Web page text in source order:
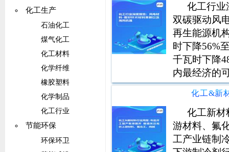
化工生产
石油化工
煤气化工
化工材料
化学纤维
橡胶塑料
化学制品
化工行业
节能环保
环保环卫
化工行业
双碳驱动风
再生能源机
时下降56%
千瓦时下降
内最经济的
球，截至
化工新材
游材料、氟
工产业链制